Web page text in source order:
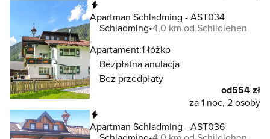
Apartman Schladming - AST034
Schladming 4,0 km od Schildlehen
Apartament:1 łóżko
Bezpłatna anulacja
Bez przedpłaty
od554 zł
za 1 noc, 2 osoby
Apartman Schladming - AST036